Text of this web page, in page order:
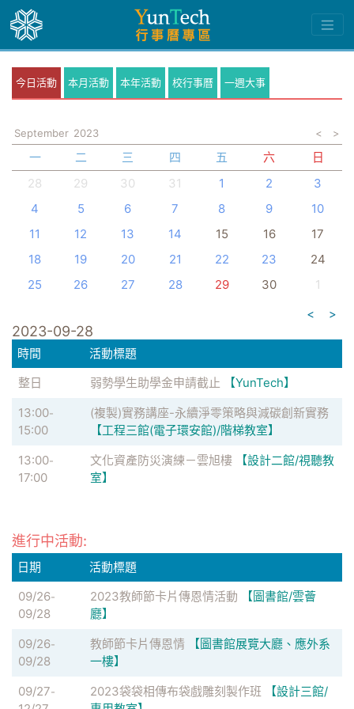
今日活動 本月活動 本年活動 校行事曆 一週大事
September 2023 < >
一 二 三 四 五 六
日
28
29 30 31 1 2
3
4
5 6 7 8 9
10
11
12 13 14 15 16
17
18
19 20 21 22 23
24
25
26 27 28 29 30
1
<
>
2023-09-28
時間
活動標題
整日
弱勢學生助學金申請截止
【YunTech】
13:00-
15:00
(複製)實務講座-永續淨零策略與減碳創新實務
【工程三館(電子環安館)/階梯教室】
13:00-
17:00
文化資產防災演練－雲旭樓
【設計二館/視聽教
室】
進行中活動:
日期
活動標題
09/26-
09/28
2023教師節卡片傳恩情活動
【圖書館/雲薈
廳】
09/26-
09/28
教師節卡片傳恩情
【圖書館展覽大廳、應外系
一樓】
09/27- 2023袋袋相傳布袋戲雕刻製作班
【設計三館/